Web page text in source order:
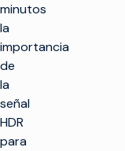
minutos
la
importancia
de
la
señal
HDR
para